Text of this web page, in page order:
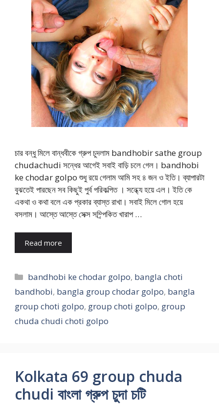
চার বন্ধু মিলে বান্ধবীকে গ্রুপ চুদলাম bandhobir sathe group
chudachudi সন্ধের আগেই সবাই বাড়ি চলে গেল। bandhobi
ke chodar golpo শুধু রয়ে গেলাম আমি সহ ৪ জন ও ইতি। ব্যাপারটা
বুঝতেই পারছেন সব কিছুই পুর্ব পরিকল্পিত । সন্ধ্যে হয়ে এল। ইতি কে
একথা ও কথা বলে এক প্রকার ব্যাস্ত রাখা। সবাই মিলে গোল হয়ে
বসলাম। আস্তে আস্তে সেক্স সম্র্পিকিত খারাপ …
Read more
Categories
bandhobi ke chodar golpo, bangla choti
bandhobi, bangla group chodar golpo, bangla
group choti golpo, group choti golpo, group
chuda chudi choti golpo
Kolkata 69 group chuda
chudi বাংলা গ্রুপ চুদা চটি